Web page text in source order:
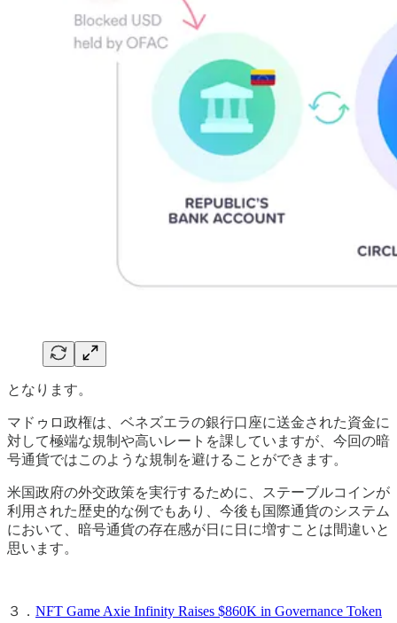
となります。
マドゥロ政権は、ベネズエラの銀行口座に送金された資金に
対して極端な規制や高いレートを課していますが、今回の暗
号通貨ではこのような規制を避けることができます。
米国政府の外交政策を実行するために、ステーブルコインが
利用された歴史的な例でもあり、今後も国際通貨のシステム
において、暗号通貨の存在感が日に日に増すことは間違いと
思います。
３． NFT Game Axie Infinity Raises $860K in Governance Token